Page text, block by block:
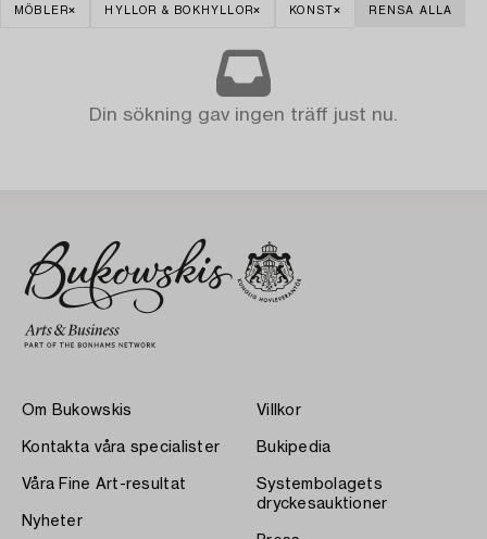
MÖBLER HYLLOR & BOKHYLLOR KONST RENSA ALLA
Din sökning gav ingen träff just nu.
Om Bukowskis
Kontakta våra specialister
Våra Fine Art-resultat
Nyheter
Villkor
Bukipedia
Systembolagets
dryckesauktioner